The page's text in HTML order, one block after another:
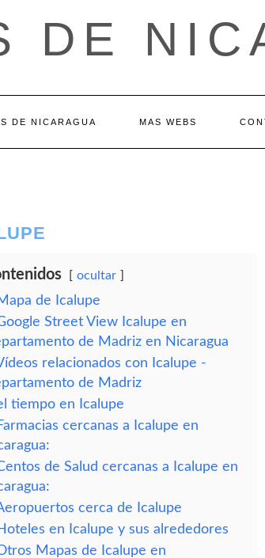
DE
DE NICARAGUA MAS WEBS
ocultar
de Icalupe
Street View Icalupe en
de Madriz en Nicaragua
relacionados con Icalupe -
de Madriz
tiempo en Icalupe
cercanas a Icalupe en
de Salud cercanas a Icalupe en
cerca de Icalupe
en Icalupe y sus alrededores
Mapas de Icalupe en